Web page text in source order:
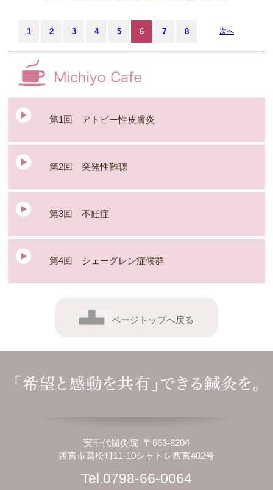
1 2 3 4 5 6 7 8 次へ
第1回 アトピー性皮膚炎
第2回 突発性難聴
第3回 不妊症
第4回 シェーグレン症候群
ページトップへ戻る
実千代鍼灸院 〒663-8204
西宮市高松町11-10シャトレ西宮402号
Tel.0798-66-0064